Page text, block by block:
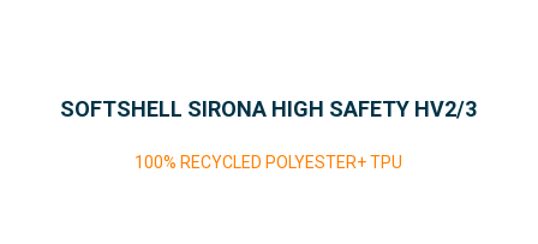
SOFTSHELL SIRONA HIGH SAFETY HV2/3
100% RECYCLED POLYESTER+ TPU